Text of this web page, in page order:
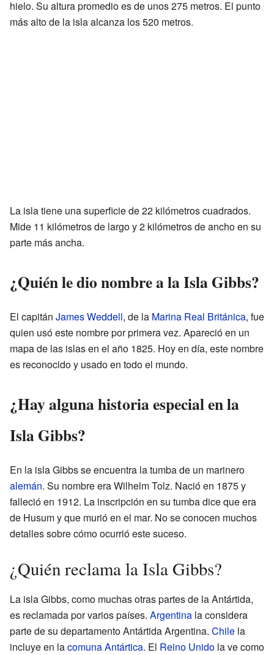
hielo. Su altura promedio es de unos 275 metros. El punto
más alto de la isla alcanza los 520 metros.
La isla tiene una superficie de 22 kilómetros cuadrados.
Mide 11 kilómetros de largo y 2 kilómetros de ancho en su
parte más ancha.
¿Quién le dio nombre a la Isla Gibbs?
El capitán James Weddell, de la Marina Real Británica, fue
quien usó este nombre por primera vez. Apareció en un
mapa de las islas en el año 1825. Hoy en día, este nombre
es reconocido y usado en todo el mundo.
¿Hay alguna historia especial en la
Isla Gibbs?
En la isla Gibbs se encuentra la tumba de un marinero
alemán. Su nombre era Wilhelm Tolz. Nació en 1875 y
falleció en 1912. La inscripción en su tumba dice que era
de Husum y que murió en el mar. No se conocen muchos
detalles sobre cómo ocurrió este suceso.
¿Quién reclama la Isla Gibbs?
La isla Gibbs, como muchas otras partes de la Antártida,
es reclamada por varios países. Argentina la considera
parte de su departamento Antártida Argentina. Chile la
incluye en lacomuna Antártica. El Reino Unido la ve como